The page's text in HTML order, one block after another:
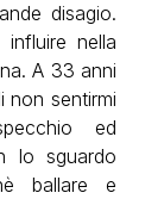
disagio.
nella
A 33 anni
non sentirmi
ed
lo sguardo
ballare e